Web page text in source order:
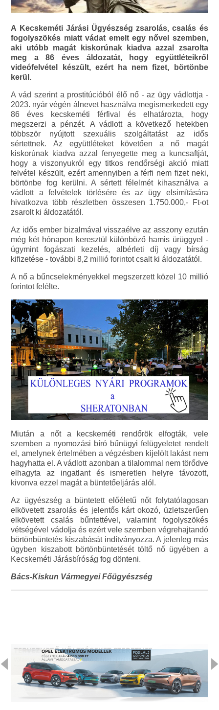
A Kecskeméti Járási Ügyészség zsarolás, csalás és
fogolyszökés miatt vádat emelt egy nővel szemben,
aki utóbb magát kiskorúnak kiadva azzal zsarolta
meg a 86 éves áldozatát, hogy együttléteikről
videófelvétel készült, ezért ha nem fizet, börtönbe
kerül.
A vád szerint a prostitúcióból élő nő - az ügy vádlottja -
2023. nyár végén álnevet használva megismerkedett egy
86 éves kecskeméti férfival és elhatározta, hogy
megszerzi a pénzét. A vádlott a következő hetekben
többször nyújtott szexuális szolgáltatást az idős
sértettnek. Az együttléteket követően a nő magát
kiskorúnak kiadva azzal fenyegette meg a kuncsaftját,
hogy a viszonyukról egy titkos rendőrségi akció miatt
felvétel készült, ezért amennyiben a férfi nem fizet neki,
börtönbe fog kerülni. A sértett félelmét kihasználva a
vádlott a felvételek törlésére és az ügy elsimítására
hivatkozva több részletben összesen 1.750.000,- Ft-ot
zsarolt ki áldozatától.
Az idős ember bizalmával visszaélve az asszony ezután
még két hónapon keresztül különböző hamis ürüggyel -
úgymint fogászati kezelés, albérleti díj vagy bírság
kifizetése - további 8,2 millió forintot csalt ki áldozatától.
A nő a bűncselekményekkel megszerzett közel 10 millió
forintot felélte.
Miután a nőt a kecskeméti rendőrök elfogták, vele
szemben a nyomozási bíró bűnügyi felügyeletet rendelt
el, amelynek értelmében a végzésben kijelölt lakást nem
hagyhatta el. A vádlott azonban a tilalommal nem törődve
elhagyta az ingatlant és ismeretlen helyre távozott,
kivonva ezzel magát a büntetőeljárás alól.
Az ügyészség a büntetett előéletű nőt folytatólagosan
elkövetett zsarolás és jelentős kárt okozó, üzletszerűen
elkövetett csalás bűntettével, valamint fogolyszökés
vétségével vádolja és ezért vele szemben végrehajtandó
börtönbüntetés kiszabását indítványozza. A jelenleg más
ügyben kiszabott börtönbüntetését töltő nő ügyében a
Kecskeméti Járásbíróság fog dönteni.
Bács-Kiskun Vármegyei Főügyészség